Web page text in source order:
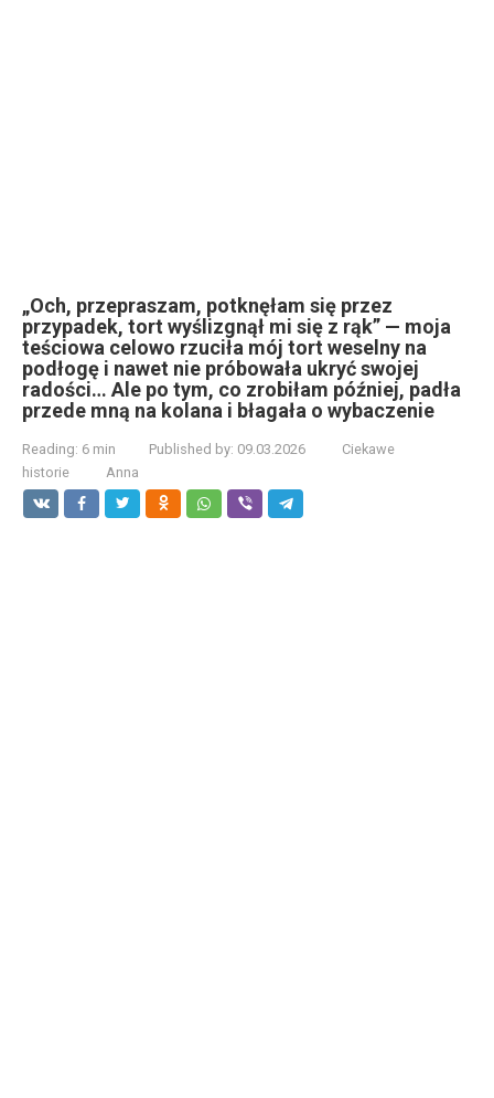
„Och, przepraszam, potknęłam się przez
przypadek, tort wyślizgnął mi się z rąk” — moja
teściowa celowo rzuciła mój tort weselny na
podłogę i nawet nie próbowała ukryć swojej
radości… Ale po tym, co zrobiłam później, padła
przede mną na kolana i błagała o wybaczenie
Reading: 6 min Published by: 09.03.2026
Ciekawe
historie
Anna